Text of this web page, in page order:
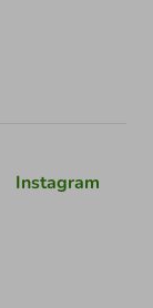
Instagram